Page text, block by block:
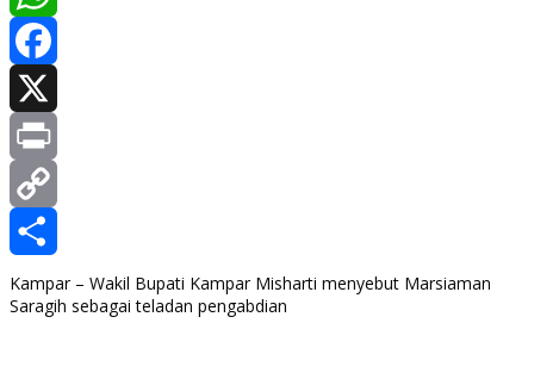
WhatsApp
Facebook
X
Print
Copy
Link
Share
Kampar – Wakil Bupati Kampar Misharti menyebut Marsiaman
Saragih sebagai teladan pengabdian